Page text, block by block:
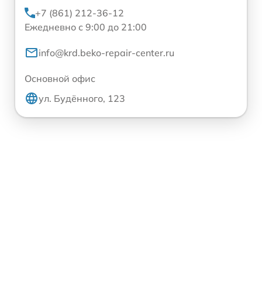
+7 (861) 212-36-12
Ежедневно с 9:00 до 21:00
info@krd.beko-repair-center.ru
Основной офис
ул. Будённого, 123